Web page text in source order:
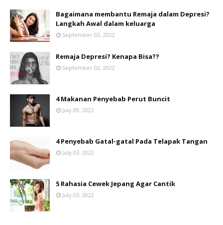
Bagaimana membantu Remaja dalam Depresi?
Langkah Awal dalam keluarga
September 02, 2022
Remaja Depresi? Kenapa Bisa??
September 02, 2022
4 Makanan Penyebab Perut Buncit
July 09, 2022
4 Penyebab Gatal-gatal Pada Telapak Tangan
July 03, 2022
5 Rahasia Cewek Jepang Agar Cantik
July 03, 2022